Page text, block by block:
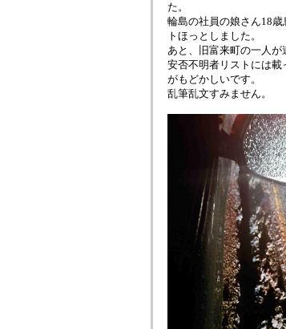
た。
輪島の社員の娘さん18
トほっとしました。
あと、旧富来町の一人が
安否不明者リストには
がもどかしいです。
乱筆乱文すみません。